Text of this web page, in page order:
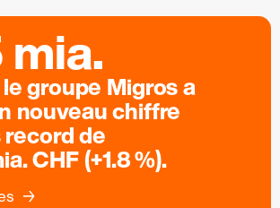
groupe Migros a
nouveau chiffre
record de
CHF (+1.8 %).